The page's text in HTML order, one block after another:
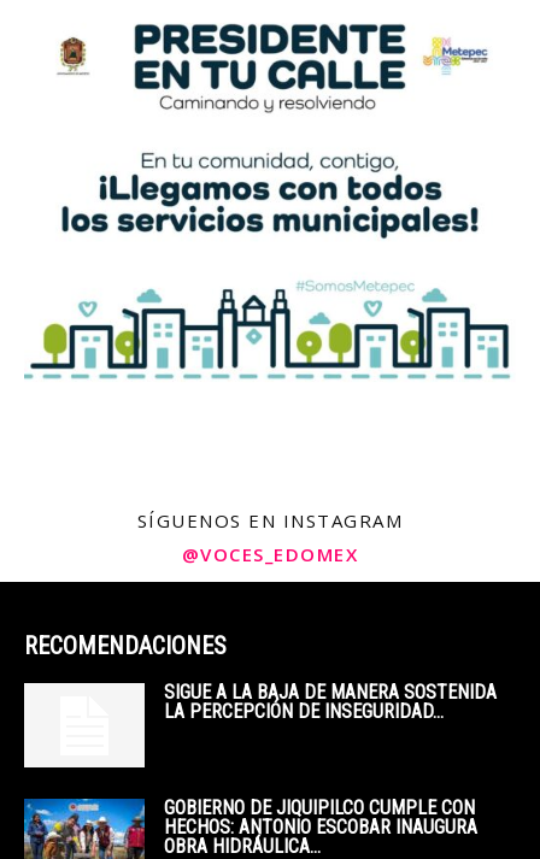
SÍGUENOS EN INSTAGRAM
@VOCES_EDOMEX
RECOMENDACIONES
SIGUE A LA BAJA DE MANERA SOSTENIDA
LA PERCEPCIÓN DE INSEGURIDAD...
GOBIERNO DE JIQUIPILCO CUMPLE CON
HECHOS: ANTONIO ESCOBAR INAUGURA
OBRA HIDRÁULICA...